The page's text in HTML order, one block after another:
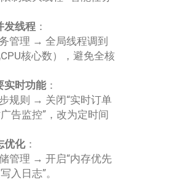
发线程 ：
管理 → 全局线程调到
核心数），避免全核
实时功能：
规则 → 关闭“实时订单
告监控”，改为定时间
优化：
管理 → 开启“内存优先
入日志”。